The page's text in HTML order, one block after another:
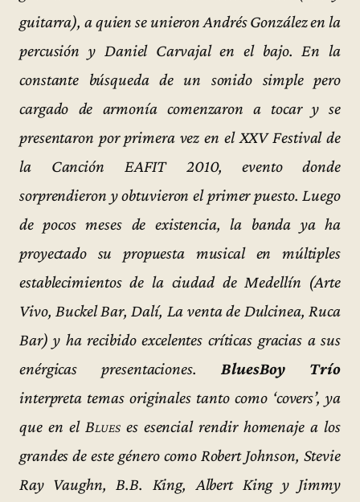
guitarra), a quien se unieron Andrés González en la
percusión y Daniel Carvajal en el bajo. En la
constante búsqueda de un sonido simple pero
cargado de armonía comenzaron a tocar y se
presentaron por primera vez en el XXV Festival de
la Canción EAFIT 2010, evento donde
sorprendieron y obtuvieron el primer puesto. Luego
de pocos meses de existencia, la banda ya ha
proyectado su propuesta musical en múltiples
establecimientos de la ciudad de Medellín (Arte
Vivo, Buckel Bar, Dalí, La venta de Dulcinea, Ruca
Bar) y ha recibido excelentes críticas gracias a sus
enérgicas presentaciones. BluesBoy Trío
interpreta temas originales tanto como ‘covers’, ya
que en el Blueses esencial rendir homenaje a los
grandes de este género como Robert Johnson, Stevie
Ray Vaughn, B.B. King, Albert King y Jimmy